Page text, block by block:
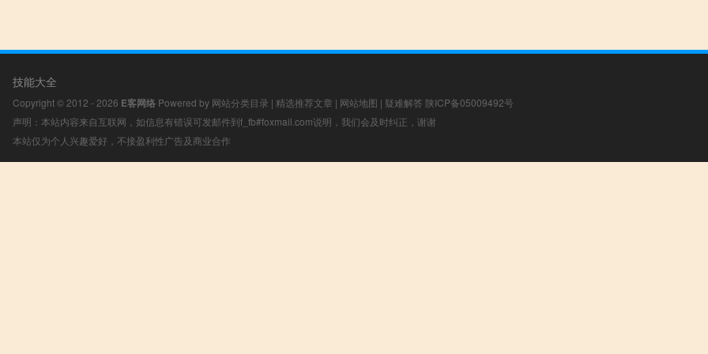
技能大全
Copyright © 2012 - 2026 E客网络 Powered by 网站分类目录 | 精选推荐文章 | 网站地图 | 疑难解答 陕ICP备05009492号
声明：本站内容来自互联网，如信息有错误可发邮件到f_fb#foxmail.com说明，我们会及时纠正，谢谢
本站仅为个人兴趣爱好，不接盈利性广告及商业合作